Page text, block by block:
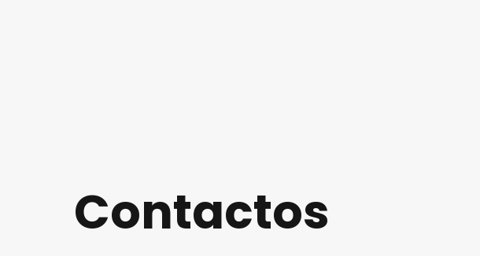
Contactos